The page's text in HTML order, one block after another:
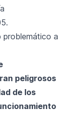
problemático a
peligrosos
de los